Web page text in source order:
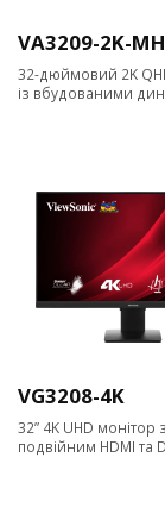
VA3209-2K-
32-дюймовий 2K
із вбудованими
VG3208-4K
32” 4K UHD монітор
подвійним HDMI та